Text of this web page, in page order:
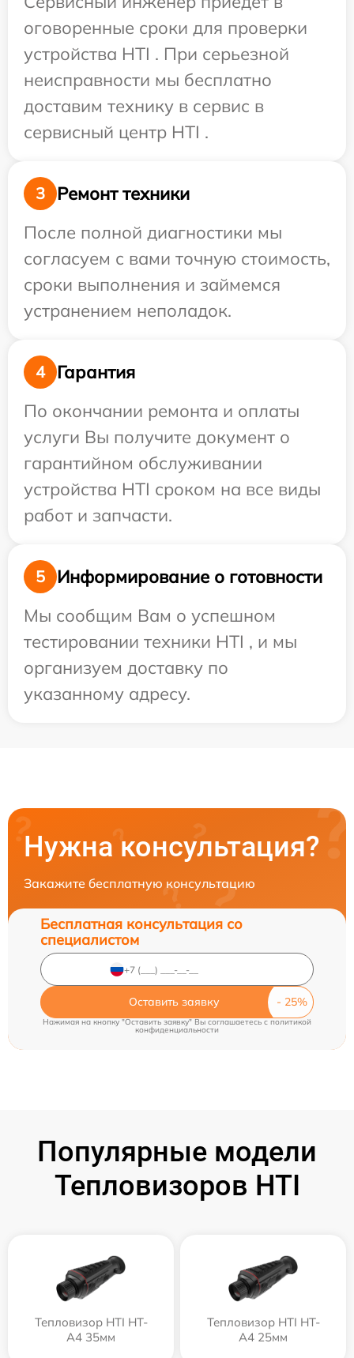
оговоренные сроки для проверки
устройства HTI . При серьезной
неисправности мы бесплатно
доставим технику в сервис в
сервисный центр HTI .
3
Ремонт техники
После полной диагностики мы
согласуем с вами точную стоимость,
сроки выполнения и займемся
устранением неполадок.
4
Гарантия
По окончании ремонта и оплаты
услуги Вы получите документ о
гарантийном обслуживании
устройства HTI сроком на все виды
работ и запчасти.
5
Информирование о готовности
Мы сообщим Вам о успешном
тестировании техники HTI , и мы
организуем доставку по
указанному адресу.
Нужна консультация?
Закажите бесплатную консультацию
Бесплатная консультация со
специалистом
Оставить заявку
Нажимая на кнопку "Оставить заявку" Вы соглашаетесь cполитикой
конфиденциальности
Популярные модели
Тепловизоров HTI
Тепловизор HTI HT-
A4 35мм
Тепловизор HTI HT-
A4 25мм